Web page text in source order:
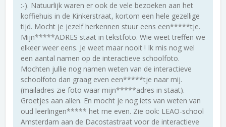
:-). Natuurlijk waren er ook de vele bezoeken aan het
koffiehuis in de Kinkerstraat, kortom een hele gezellige
tijd. Mocht je jezelf herkennen stuur eens een*****tje.
Mijn*****ADRES staat in tekstfoto. Wie weet treffen we
elkeer weer eens. Je weet maar nooit ! Ik mis nog wel
een aantal namen op de interactieve schoolfoto.
Mochten jullie nog namen weten van de interactieve
schoolfoto dan graag even een*****tje naar mij.
(mailadres zie foto waar mijn*****adres in staat).
Groetjes aan allen. En mocht je nog iets van weten van
oud leerlingen***** het me even. Zie ook: LEAO-school
Amsterdam aan de Dacostastraat voor de interactieve